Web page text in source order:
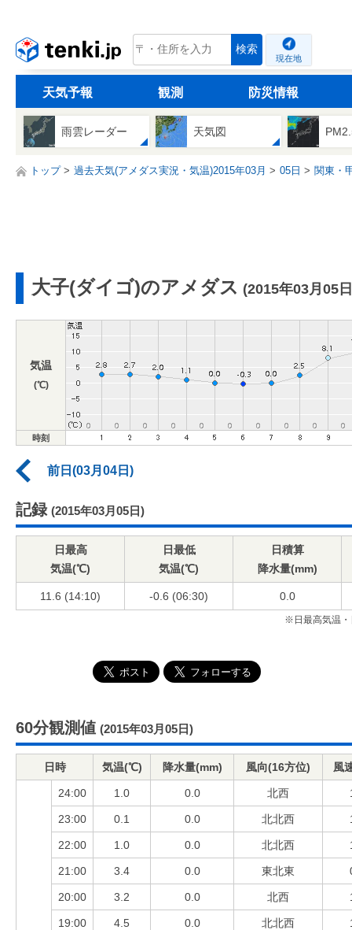
tenki.jp 検索
現在地
天気予報 観測 防災情報
雨雲レーダー 天気図
トップ 過去天気(アメダス実況・気温)2015年03月 05日 関東・
大子(ダイゴ)のアメダス (2015年03月05
気温
(℃)
時刻
前日(03月04日)
記録 (2015年03月05日)
日最高
気温(℃)
日最低
気温(℃)
日積算
降水量(mm)
11.6 (14:10) -0.6 (06:30) 0.0
※日最高気温・
60分観測値 (2015年03月05日)
日時 気温(℃) 降水量(mm) 風向(16方位) 風
24:00 1.0 0.0 北西
23:00 0.1 0.0 北北西
22:00 1.0 0.0 北北西
21:00 3.4 0.0 東北東
20:00 3.2 0.0 北西
19:00 4.5 0.0 北北西